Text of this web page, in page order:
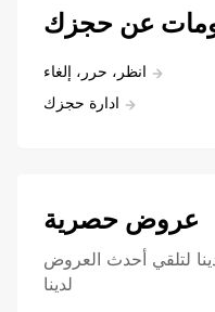
عن حجزك
انظر، حرر، إلغاء
ادارة حجزك
عروض حصرية
لتلقي أحدث العروض
لدينا